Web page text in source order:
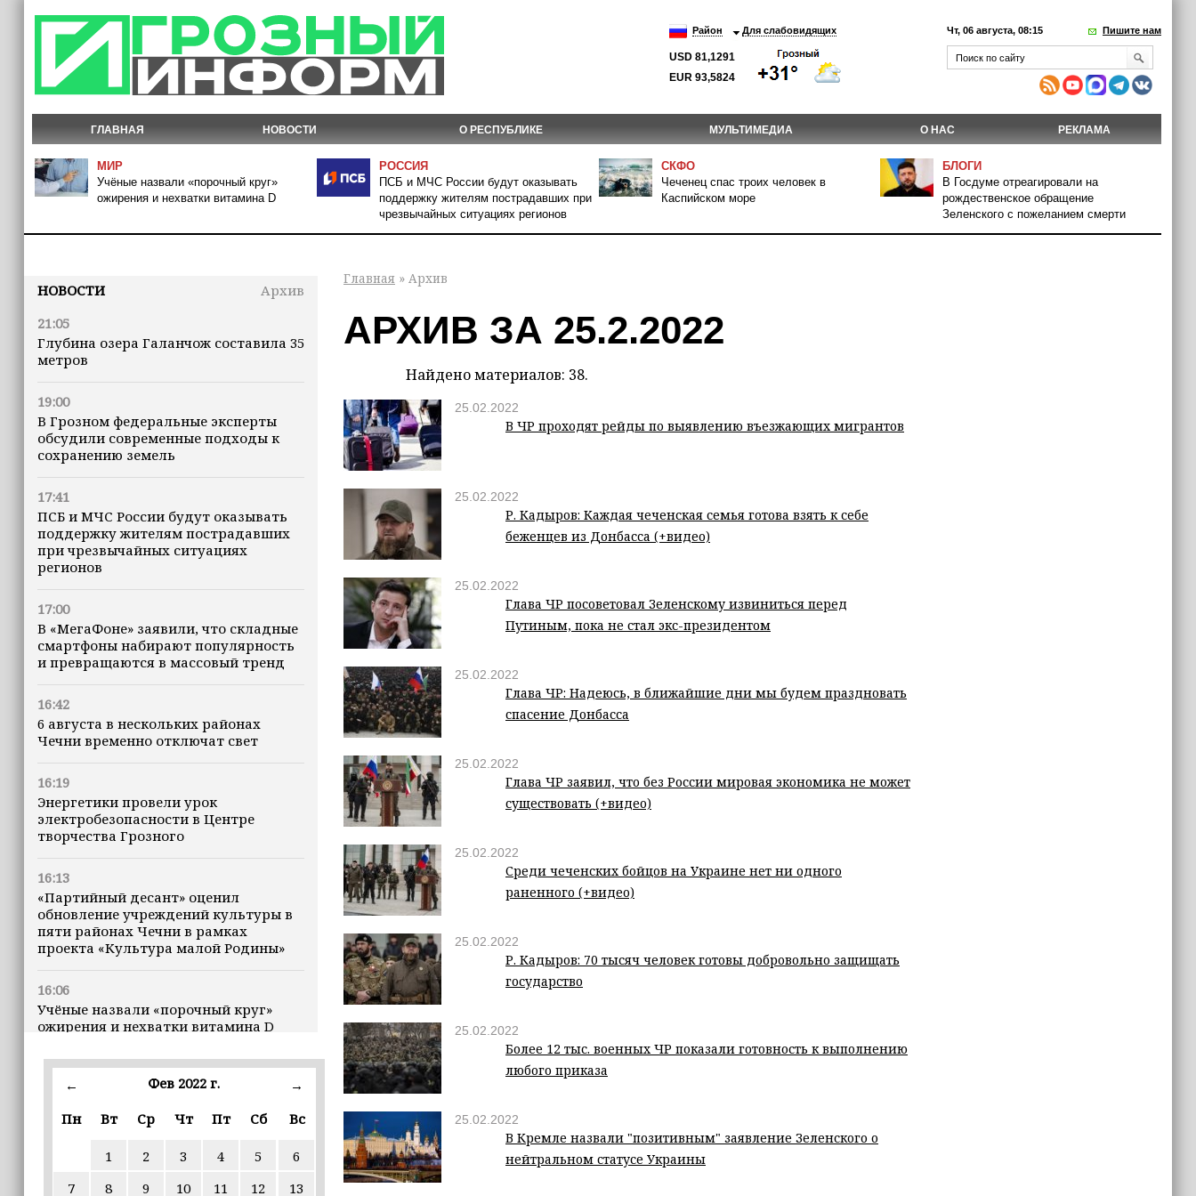
Район Для слабовидящих
USD 81,1291
EUR 93,5824
Чт, 06 августа, 08:15 Пишите нам
ГЛАВНАЯ НОВОСТИ О РЕСПУБЛИКЕ МУЛЬТИМЕДИА О НАС РЕКЛАМА
МИР
Учёные назвали «порочный круг»
ожирения и нехватки витамина D
РОССИЯ
ПСБ и МЧС России будут оказывать
поддержку жителям пострадавших при
чрезвычайных ситуациях регионов
СКФО
Чеченец спас троих человек в
Каспийском море
БЛОГИ
В Госдуме отреагировали на
рождественское обращение
Зеленского с пожеланием смерти
НОВОСТИ
Архив
21:05
Глубина озера Галанчож составила 35
метров
19:00
В Грозном федеральные эксперты
обсудили современные подходы к
сохранению земель
17:41
ПСБ и МЧС России будут оказывать
поддержку жителям пострадавших
при чрезвычайных ситуациях
регионов
17:00
В «МегаФоне» заявили, что складные
смартфоны набирают популярность
и превращаются в массовый тренд
16:42
6 августа в нескольких районах
Чечни временно отключат свет
16:19
Энергетики провели урок
электробезопасности в Центре
творчества Грозного
16:13
«Партийный десант» оценил
обновление учреждений культуры в
пяти районах Чечни в рамках
проекта «Культура малой Родины»
16:06
Учёные назвали «порочный круг»
ожирения и нехватки витамина D
16:00
В Чеченской Республике начинается
В Чеченской Республики
избирательные комиссии
← Фев 2022 г.
→
Пн
Вт Ср Чт Пт Сб Вс
1 2 3 4 5
6
7
8 9 10 11 12 13
Главная » Архив
АРХИВ ЗА 25.2.2022
Найдено материалов: 38.
25.02.2022
В ЧР проходят рейды по выявлению въезжающих мигрантов
25.02.2022
Р. Кадыров: Каждая чеченская семья готова взять к себе
беженцев из Донбасса (+видео)
25.02.2022
Глава ЧР посоветовал Зеленскому извиниться перед
Путиным, пока не стал экс-президентом
25.02.2022
Глава ЧР: Надеюсь, в ближайшие дни мы будем праздновать
спасение Донбасса
25.02.2022
Глава ЧР заявил, что без России мировая экономика не может
существовать (+видео)
25.02.2022
Среди чеченских бойцов на Украине нет ни одного
раненного (+видео)
25.02.2022
Р. Кадыров: 70 тысяч человек готовы добровольно защищать
государство
25.02.2022
Более 12 тыс. военных ЧР показали готовность к выполнению
любого приказа
25.02.2022
В Кремле назвали "позитивным" заявление Зеленского о
нейтральном статусе Украины